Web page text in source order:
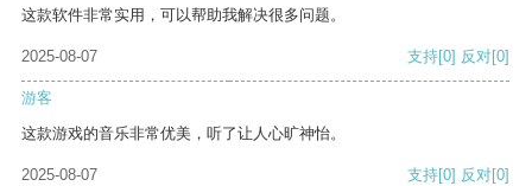
这款软件非常实用，可以帮助我解决很多问题。
2025-08-07 支持[0] 反对[0]
游客
这款游戏的音乐非常优美，听了让人心旷神怡。
2025-08-07 支持[0] 反对[0]